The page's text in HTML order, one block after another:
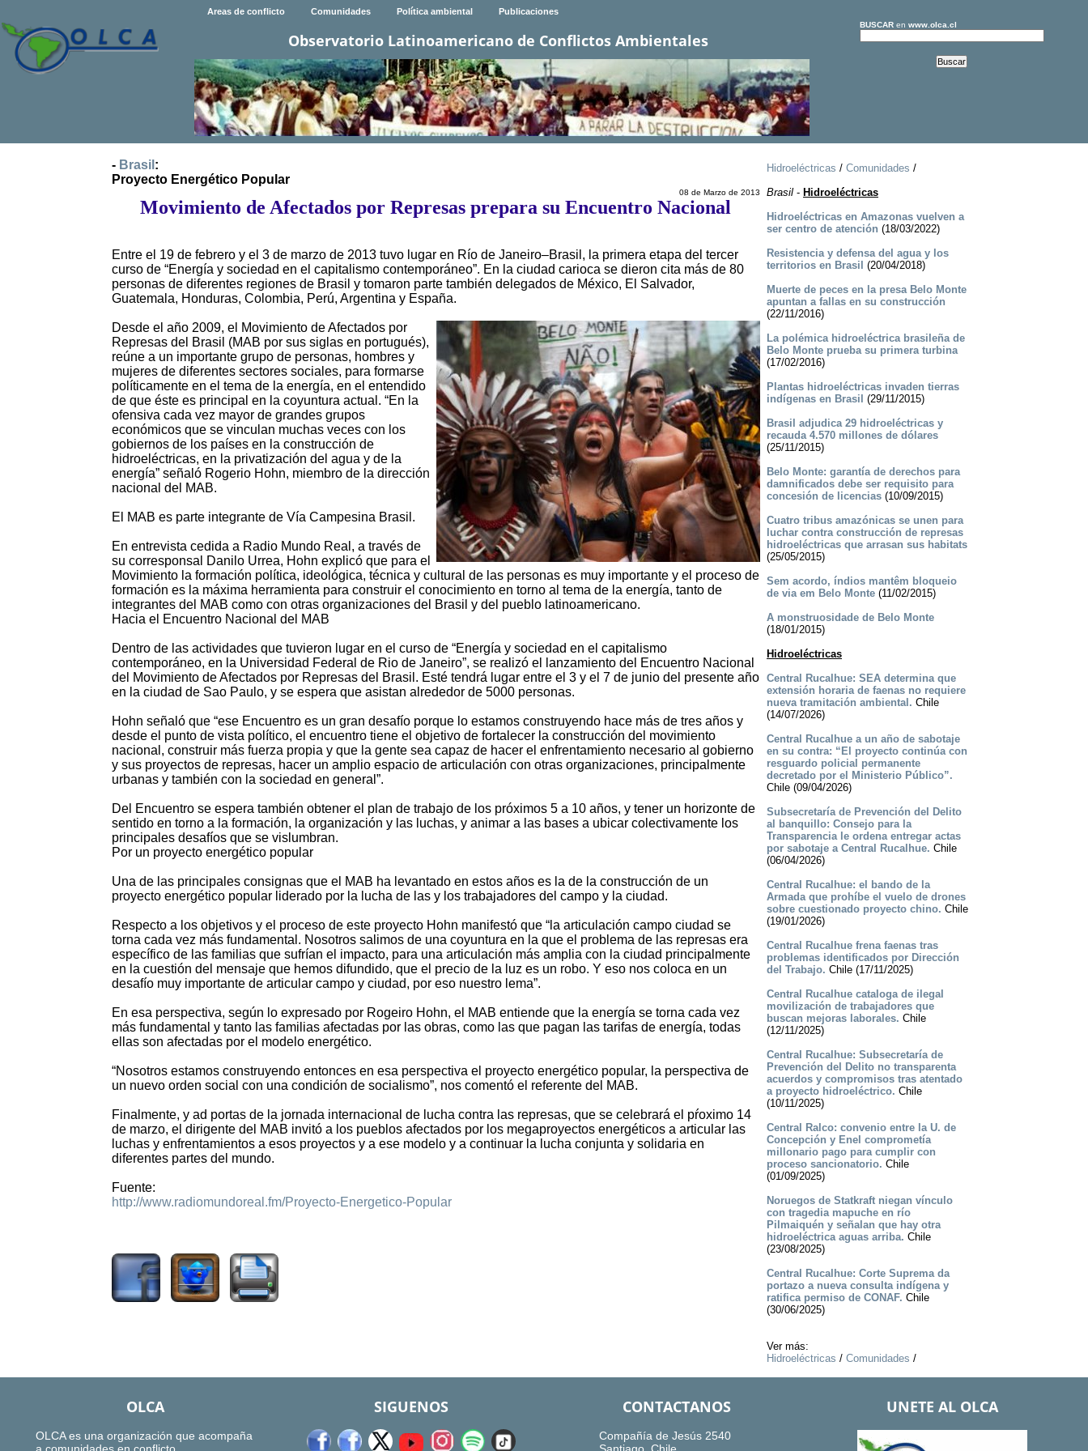
Areas de conflicto Comunidades Política ambiental Publicaciones
Observatorio Latinoamericano de Conflictos Ambientales
BUSCARen www.olca.cl
- Brasil :
Proyecto Energético Popular
08 de Marzo de 2013
Movimiento de Afectados por Represas prepara su Encuentro Nacional
Entre el 19 de febrero y el 3 de marzo de 2013 tuvo lugar en Río de Janeiro–Brasil, la primera etapa del tercer
curso de “Energía y sociedad en el capitalismo contemporáneo”. En la ciudad carioca se dieron cita más de 80
personas de diferentes regiones de Brasil y tomaron parte también delegados de México, El Salvador,
Guatemala, Honduras, Colombia, Perú, Argentina y España.
Desde el año 2009, el Movimiento de Afectados por
Represas del Brasil (MAB por sus siglas en portugués),
reúne a un importante grupo de personas, hombres y
mujeres de diferentes sectores sociales, para formarse
políticamente en el tema de la energía, en el entendido
de que éste es principal en la coyuntura actual. “En la
ofensiva cada vez mayor de grandes grupos
económicos que se vinculan muchas veces con los
gobiernos de los países en la construcción de
hidroeléctricas, en la privatización del agua y de la
energía” señaló Rogerio Hohn, miembro de la dirección
nacional del MAB.
El MAB es parte integrante de Vía Campesina Brasil.
En entrevista cedida a Radio Mundo Real, a través de
su corresponsal Danilo Urrea, Hohn explicó que para el
Movimiento la formación política, ideológica, técnica y cultural de las personas es muy importante y el proceso de
formación es la máxima herramienta para construir el conocimiento en torno al tema de la energía, tanto de
integrantes del MAB como con otras organizaciones del Brasil y del pueblo latinoamericano.
Hacia el Encuentro Nacional del MAB
Dentro de las actividades que tuvieron lugar en el curso de “Energía y sociedad en el capitalismo
contemporáneo, en la Universidad Federal de Rio de Janeiro”, se realizó el lanzamiento del Encuentro Nacional
del Movimiento de Afectados por Represas del Brasil. Esté tendrá lugar entre el 3 y el 7 de junio del presente año
en la ciudad de Sao Paulo, y se espera que asistan alrededor de 5000 personas.
Hohn señaló que “ese Encuentro es un gran desafío porque lo estamos construyendo hace más de tres años y
desde el punto de vista político, el encuentro tiene el objetivo de fortalecer la construcción del movimiento
nacional, construir más fuerza propia y que la gente sea capaz de hacer el enfrentamiento necesario al gobierno
y sus proyectos de represas, hacer un amplio espacio de articulación con otras organizaciones, principalmente
urbanas y también con la sociedad en general”.
Del Encuentro se espera también obtener el plan de trabajo de los próximos 5 a 10 años, y tener un horizonte de
sentido en torno a la formación, la organización y las luchas, y animar a las bases a ubicar colectivamente los
principales desafíos que se vislumbran.
Por un proyecto energético popular
Una de las principales consignas que el MAB ha levantado en estos años es la de la construcción de un
proyecto energético popular liderado por la lucha de las y los trabajadores del campo y la ciudad.
Respecto a los objetivos y el proceso de este proyecto Hohn manifestó que “la articulación campo ciudad se
torna cada vez más fundamental. Nosotros salimos de una coyuntura en la que el problema de las represas era
específico de las familias que sufrían el impacto, para una articulación más amplia con la ciudad principalmente
en la cuestión del mensaje que hemos difundido, que el precio de la luz es un robo. Y eso nos coloca en un
desafío muy importante de articular campo y ciudad, por eso nuestro lema”.
En esa perspectiva, según lo expresado por Rogeiro Hohn, el MAB entiende que la energía se torna cada vez
más fundamental y tanto las familias afectadas por las obras, como las que pagan las tarifas de energía, todas
ellas son afectadas por el modelo energético.
“Nosotros estamos construyendo entonces en esa perspectiva el proyecto energético popular, la perspectiva de
un nuevo orden social con una condición de socialismo”, nos comentó el referente del MAB.
Finalmente, y ad portas de la jornada internacional de lucha contra las represas, que se celebrará el pŕoximo 14
de marzo, el dirigente del MAB invitó a los pueblos afectados por los megaproyectos energéticos a articular las
luchas y enfrentamientos a esos proyectos y a ese modelo y a continuar la lucha conjunta y solidaria en
diferentes partes del mundo.
Fuente:
http://www.radiomundoreal.fm/Proyecto-Energetico-Popular
Hidroeléctricas / Comunidades /
Brasil- Hidroeléctricas
Hidroeléctricas en Amazonas vuelven a
ser centro de atención (18/03/2022)
Resistencia y defensa del agua y los
territorios en Brasil (20/04/2018)
Muerte de peces en la presa Belo Monte
apuntan a fallas en su construcción
(22/11/2016)
La polémica hidroeléctrica brasileña de
Belo Monte prueba su primera turbina
(17/02/2016)
Plantas hidroeléctricas invaden tierras
indígenas en Brasil (29/11/2015)
Brasil adjudica 29 hidroeléctricas y
recauda 4.570 millones de dólares
(25/11/2015)
Belo Monte: garantía de derechos para
damnificados debe ser requisito para
concesión de licencias(10/09/2015)
Cuatro tribus amazónicas se unen para
luchar contra construcción de represas
hidroeléctricas que arrasan sus habitats
(25/05/2015)
Sem acordo, índios mantêm bloqueio
de via em Belo Monte(11/02/2015)
A monstruosidade de Belo Monte
(18/01/2015)
Hidroeléctricas
Central Rucalhue: SEA determina que
extensión horaria de faenas no requiere
nueva tramitación ambiental. Chile
(14/07/2026)
Central Rucalhue a un año de sabotaje
en su contra: “El proyecto continúa con
resguardo policial permanente
decretado por el Ministerio Público”.
Chile (09/04/2026)
Subsecretaría de Prevención del Delito
al banquillo: Consejo para la
Transparencia le ordena entregar actas
por sabotaje a Central Rucalhue. Chile
(06/04/2026)
Central Rucalhue: el bando de la
Armada que prohíbe el vuelo de drones
sobre cuestionado proyecto chino. Chile
(19/01/2026)
Central Rucalhue frena faenas tras
problemas identificados por Dirección
del Trabajo. Chile (17/11/2025)
Central Rucalhue cataloga de ilegal
movilización de trabajadores que
buscan mejoras laborales. Chile
(12/11/2025)
Central Rucalhue: Subsecretaría de
Prevención del Delito no transparenta
acuerdos y compromisos tras atentado
a proyecto hidroeléctrico. Chile
(10/11/2025)
Central Ralco: convenio entre la U. de
Concepción y Enel comprometía
millonario pago para cumplir con
proceso sancionatorio. Chile
(01/09/2025)
Noruegos de Statkraft niegan vínculo
con tragedia mapuche en río
Pilmaiquén y señalan que hay otra
hidroeléctrica aguas arriba. Chile
(23/08/2025)
Central Rucalhue: Corte Suprema da
portazo a nueva consulta indígena y
ratifica permiso de CONAF. Chile
(30/06/2025)
Ver más:
Hidroeléctricas / Comunidades /
OLCA
OLCA es una organización que acompaña
SIGUENOS CONTACTANOS
Compañía de Jesús 2540
UNETE AL OLCA